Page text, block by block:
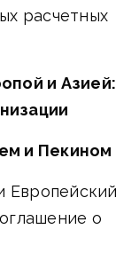
расчетных
и Азией:
и Пекином
Европейский
о